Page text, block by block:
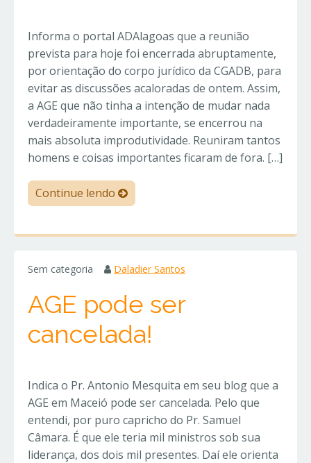
Informa o portal ADAlagoas que a reunião
prevista para hoje foi encerrada abruptamente,
por orientação do corpo jurídico da CGADB, para
evitar as discussões acaloradas de ontem. Assim,
a AGE que não tinha a intenção de mudar nada
verdadeiramente importante, se encerrou na
mais absoluta improdutividade. Reuniram tantos
homens e coisas importantes ficaram de fora. […]
Continue lendo
Sem categoria Daladier Santos
AGE pode ser
cancelada!
Indica o Pr. Antonio Mesquita em seu blog que a
AGE em Maceió pode ser cancelada. Pelo que
entendi, por puro capricho do Pr. Samuel
Câmara. É que ele teria mil ministros sob sua
liderança, dos dois mil presentes. Daí ele orienta